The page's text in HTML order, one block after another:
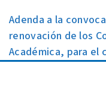
Adenda a la
renovación de los
Académica, para el